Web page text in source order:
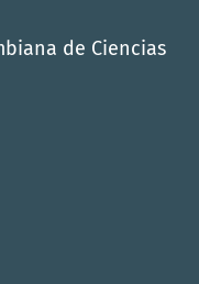
de Ciencias